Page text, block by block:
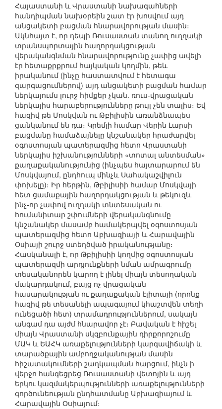
Հայաստանի և Վրաստանի նախագահների
հանդիպման նախօրեին շատ էր խոսվում այդ
անցակետի բացման հնարավորության մասին։
Ակնհայտ է, որ դեպի Ռուսաստան տանող ուղղակի
տրանսպորտային հաղորդակցության
վերականգնման հնարավորությունը չափից ավելի
էր հետաքրքրում հայկական կողմին, թեև
իրականում (ինչը հաստատվում է հետագա
զարգացումներով) այդ անցակետի բացման համար
ներկայումս լուրջ հիմքեր չկան. ռուս-վրացական
ներկայիս հարաբերությունները թույլ չեն տալիս։ Եվ
հազիվ թե Մոսկվան ու Թբիլիսին առանձնապես
ցանկանում են դա։ Կրեմլի համար Վերին Լարսի
բացմանը համաձայնելը կնշանակեր հրաժարվել
օգոստոսյան պատերազմից հետո Վրաստանի
ներկայիս իշխանությունների «տոտալ անտեսման»
քաղաքականությունից (ինչպես հայտարարում են
Մոսկվայում, ընդհուպ մինչև Սահակաշվիլուն
փոխելը)։ Իր հերթին, Թբիլիսիի համար Մոսկվայի
հետ ցամաքային հաղորդակցության և թեկուզև
ինչ-որ չափով ուղղակի տնտեսական ու
հումանիտար շփումների վերականգնումը
կնշանակեր մասամբ համակերպվել օգոստոսյան
պատերազմից հետո Աբխազիայի և Հարավային
Օսիայի շուրջ ստեղծված իրականությանը։
Հասկանալի է, որ Թբիլիսիի կողմից օգոստոսյան
պատերազմի արդյունքների նման ամրագրումը
տեսականորեն կարող է լինել միայն տեսողական
մակարդակում, բայց ոչ վրացական
հասարակության ու քաղաքական էլիտայի (որոնք
հազիվ թե տեսանելի ապագայում կհաշտվեն տեղի
ունեցածի հետ) տրամադրություններում, սակայն
անգամ դա այժմ հնարավոր չէ։ Բավական է հիշել
միայն Վրաստանի սկզբունքային դիրքորոշումը
ՄԱԿ և ԵԱՀԿ առաքելությունների կարգավիճակի և
տարածքային ամբողջականության մասին
հիշատակումների շաղկապման հարցում, ինչն ի
վերջո հանգեցրեց Ռուսաստանի վետոյին և այդ
երկու կազմակերպությունների առաքելությունների
գործունեության ընդհատմանը Աբխազիայում և
Հարավային Օսիայում։